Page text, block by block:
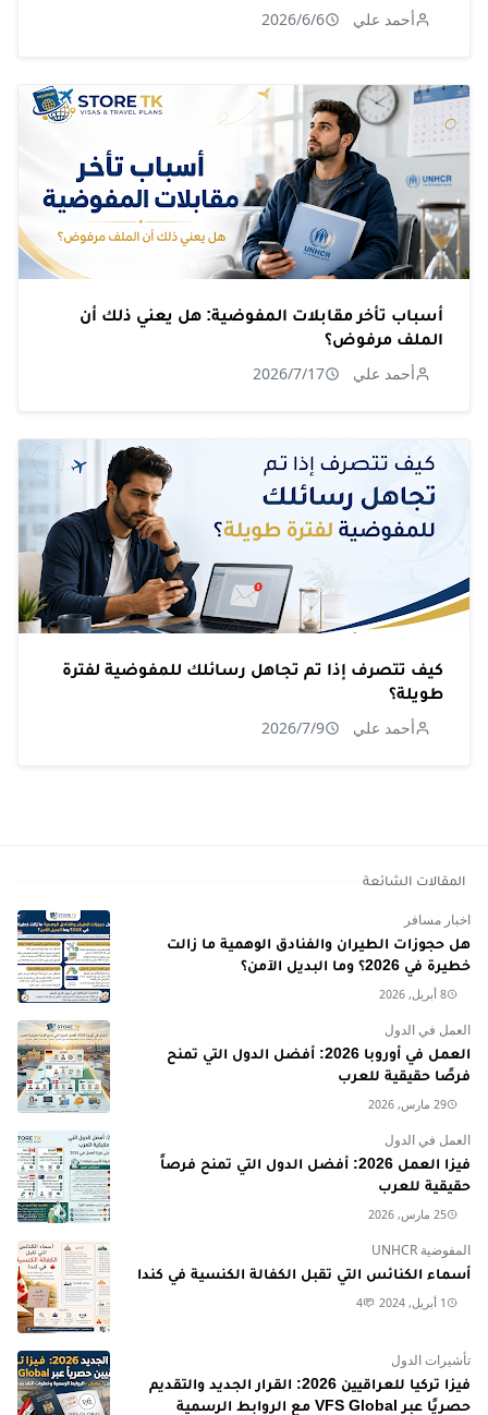
أحمد علي 2026/6/6
أسباب تأخر مقابلات المفوضية: هل يعني ذلك أن
الملف مرفوض؟
أحمد علي 2026/7/17
كيف تتصرف إذا تم تجاهل رسائلك للمفوضية لفترة
طويلة؟
أحمد علي 2026/7/9
المقالات الشائعة
اخبار مسافر
هل حجوزات الطيران والفنادق الوهمية ما زالت
خطيرة في 2026؟ وما البديل الآمن؟
8 أبريل, 2026
العمل في الدول
العمل في أوروبا 2026: أفضل الدول التي تمنح
فرصًا حقيقية للعرب
29 مارس, 2026
العمل في الدول
فيزا العمل 2026: أفضل الدول التي تمنح فرصاً
حقيقية للعرب
25 مارس, 2026
المفوضية UNHCR
أسماء الكنائس التي تقبل الكفالة الكنسية في كندا
1 أبريل, 2024 4
تأشيرات الدول
فيزا تركيا للعراقيين 2026: القرار الجديد والتقديم
حصريًا عبر VFS Global مع الروابط الرسمية